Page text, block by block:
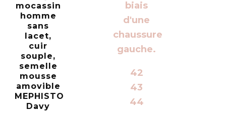
mocassin
homme
sans
lacet,
cuir
souple,
semelle
mousse
amovible
MEPHISTO
Davy
42
43
44